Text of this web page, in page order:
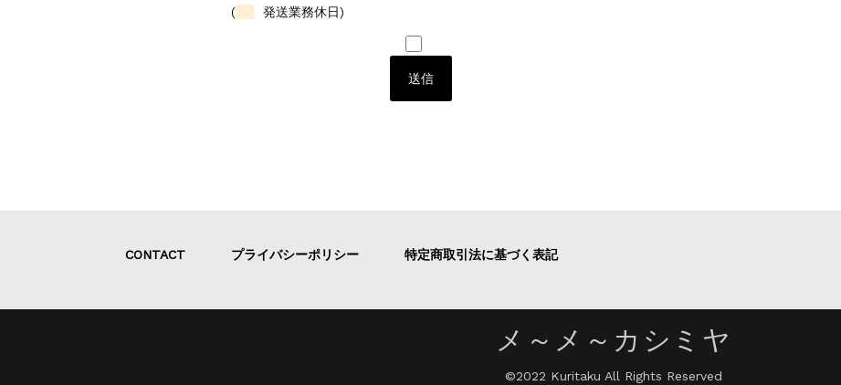
( 発送業務休日)
CONTACT プライバシーポリシー 特定商取引法に基づく表記
メ～メ～カシミヤ
©2022 Kuritaku All Rights Reserved